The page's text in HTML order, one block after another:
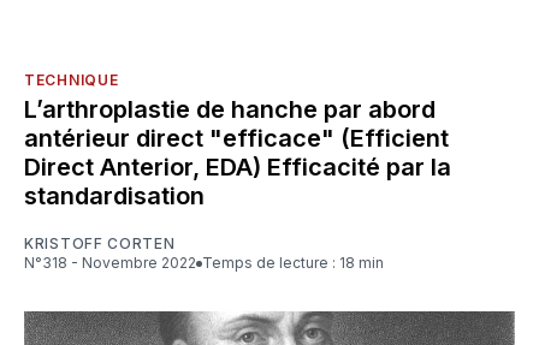
TECHNIQUE
L’arthroplastie de hanche par abord
antérieur direct "efficace" (Efficient
Direct Anterior, EDA) Efficacité par la
standardisation
KRISTOFF CORTEN
N°318 - Novembre 2022
Temps de lecture : 18 min